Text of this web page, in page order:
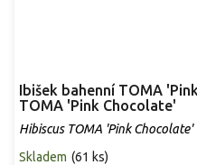
Ibišek bahenní TOMA
TOMA 'Pink Chocolate'
Hibiscus TOMA 'Pink Chocolate'
Skladem (61 ks)